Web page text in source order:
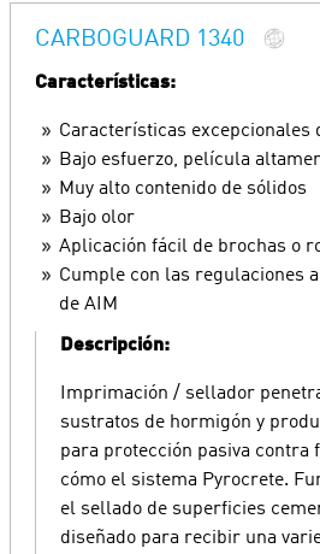
CARBOGUARD 1340
Características:
Características excepcionales
Bajo esfuerzo, película
Muy alto contenido de sólidos
Bajo olor
Aplicación fácil de brochas o
Cumple con las regulaciones
de AIM
Descripción:
Imprimación / sellador
sustratos de hormigón y
para protección pasiva contra
cómo el sistema Pyrocrete.
el sellado de superficies
diseñado para recibir una